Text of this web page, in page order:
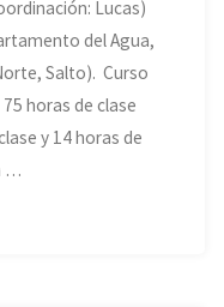
Lucas)
del Agua,
Salto). Curso
horas de clase
y 14 horas de
…